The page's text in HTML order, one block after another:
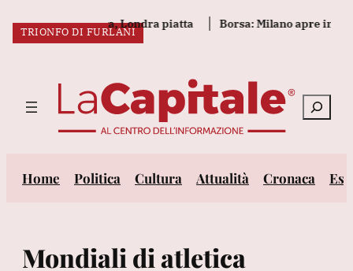
ULTIM’ORA:
parte incerta, Londra piatta Borsa: Milano apre in
Cerca
Home Politica Cultura Attualità Cronaca
Mondiali di atletica
TRIONFO DI FURLANI